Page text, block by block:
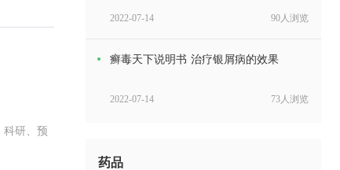
科研、预
2022-07-14 90人浏览
癣毒天下说明书 治疗银屑病的效果
2022-07-14 73人浏览
药品